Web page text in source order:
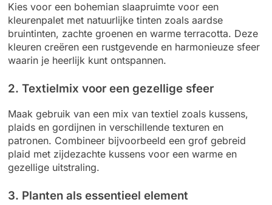
Kies voor een bohemian slaapruimte voor een
kleurenpalet met natuurlijke tinten zoals aardse
bruintinten, zachte groenen en warme terracotta. Deze
kleuren creëren een rustgevende en harmonieuze sfeer
waarin je heerlijk kunt ontspannen.
2. Textielmix voor een gezellige sfeer
Maak gebruik van een mix van textiel zoals kussens,
plaids en gordijnen in verschillende texturen en
patronen. Combineer bijvoorbeeld een grof gebreid
plaid met zijdezachte kussens voor een warme en
gezellige uitstraling.
3. Planten als essentieel element